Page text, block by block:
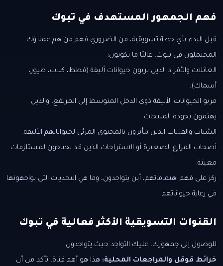
فهم الجمهور المستهدف في تبوك
قبل البدء بأي خطة تسويقية، من الضروري فهم من هم عملاؤك
المحتملون في تبوك. غالبًا ما يكونون:
العائلات والأفراد الذين يربون حيوانات أليفة (قطط، كلاب، طيور،
أسماك).
مربو الحيوانات الأليفة ذوي الدخل المتوسط إلى المرتفع، والذين
يهتمون بجودة المنتجات.
الشباب والفتيات الذين يتأثرون بالمحتوى المرئي لحيواناتهم الأليفة.
أصحاب المزارع الصغيرة أو الاستراحات الذين قد يحتاجون لمستلزمات
معينة.
ركز على فهم اهتماماتهم، أين يتواجدون، وما هي التحديات التي يواجهونها
في رعاية حيواناتهم.
القنوات التسويقية الأكثر فعالية في تبوك
للوصول إلى جمهورك، عليك التواجد حيث يتواجدون:
خرائط قوقل والمراجعات المحلية: هذا هو أهم قناة. تأكد من أن